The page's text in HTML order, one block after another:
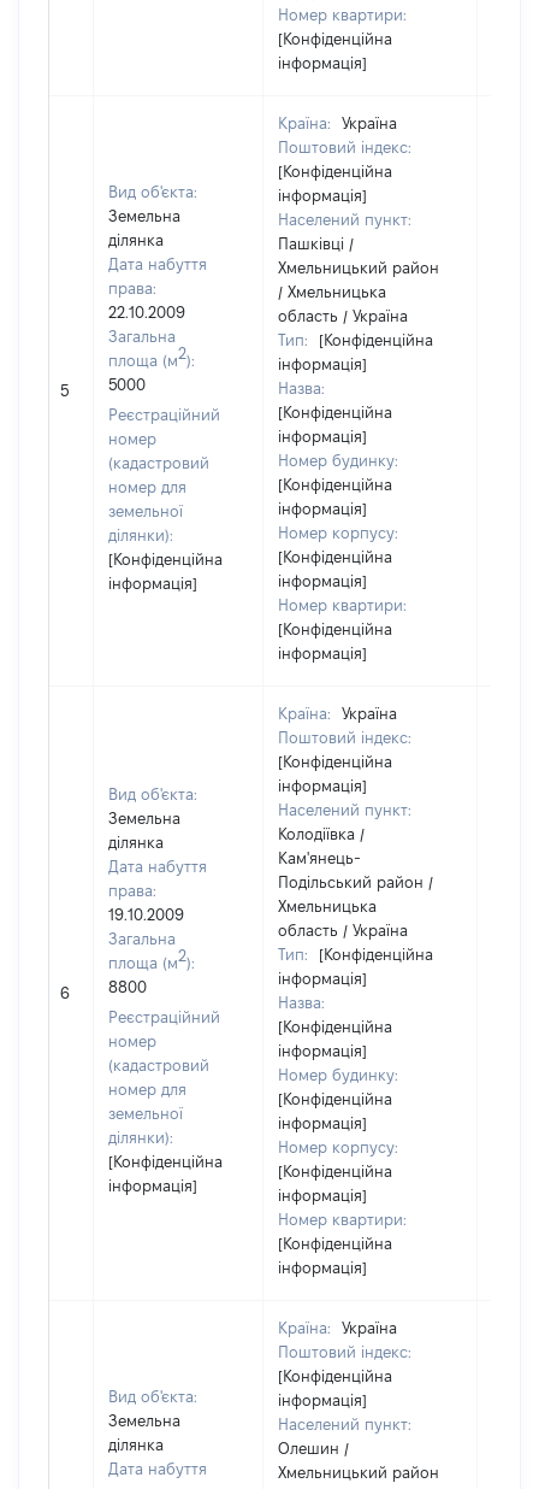
Номер квартири:
[Конфіденційна
інформація]
5
Вид об'єкта:
Земельна
ділянка
Дата набуття
права:
22.10.2009
Загальна
площа (м2):
5000
Реєстраційний
номер
(кадастровий
номер для
земельної
ділянки):
[Конфіденційна
інформація]
Країна:
Україна
Поштовий індекс:
[Конфіденційна
інформація]
Населений пункт:
Пашківці /
Хмельницький район
/ Хмельницька
область / Україна
Тип:
[Конфіденційна
інформація]
Назва:
[Конфіденційна
інформація]
Номер будинку:
[Конфіденційна
інформація]
Номер корпусу:
[Конфіденційна
інформація]
Номер квартири:
[Конфіденційна
інформація]
6
Вид об'єкта:
Земельна
ділянка
Дата набуття
права:
19.10.2009
Загальна
площа (м2):
8800
Реєстраційний
номер
(кадастровий
номер для
земельної
ділянки):
[Конфіденційна
інформація]
Країна:
Україна
Поштовий індекс:
[Конфіденційна
інформація]
Населений пункт:
Колодіївка /
Кам'янець-
Подільський район /
Хмельницька
область / Україна
Тип:
[Конфіденційна
інформація]
Назва:
[Конфіденційна
інформація]
Номер будинку:
[Конфіденційна
інформація]
Номер корпусу:
[Конфіденційна
інформація]
Номер квартири:
[Конфіденційна
інформація]
Вид об'єкта:
Земельна
ділянка
Дата набуття
Країна:
Україна
Поштовий індекс:
[Конфіденційна
інформація]
Населений пункт:
Олешин /
Хмельницький район